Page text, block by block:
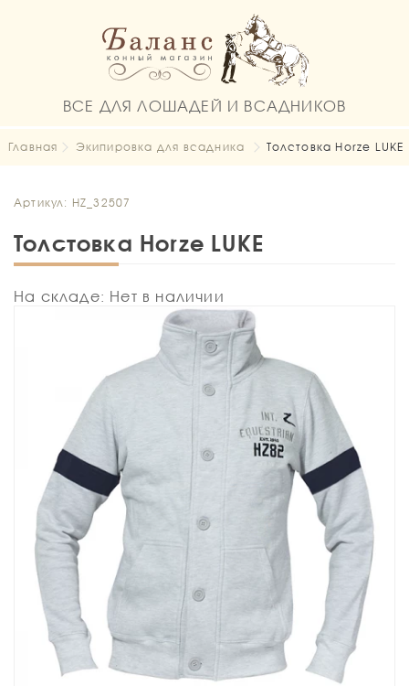
ВСЕ ДЛЯ ЛОШАДЕЙ И ВСАДНИКОВ
Главная Экипировка для всадника Толстовка Horze LUKE
Артикул: HZ_32507
Толстовка Horze LUKE
На складе: Нет в наличии